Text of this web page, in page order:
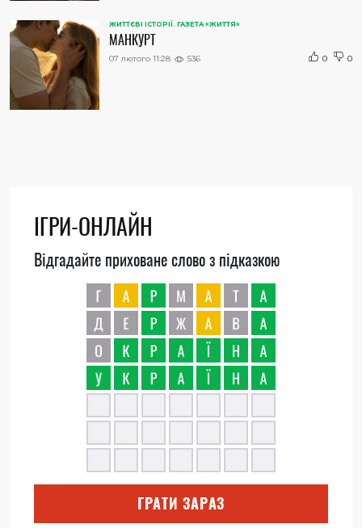
ЖИТТЄВІ ІСТОРІЇ. ГАЗЕТА «ЖИТТЯ»
МАНКУРТ
07 лютого 11:28 536 0 0
ІГРИ-ОНЛАЙН
Відгадайте приховане слово з підказкою
ГРАТИ ЗАРАЗ